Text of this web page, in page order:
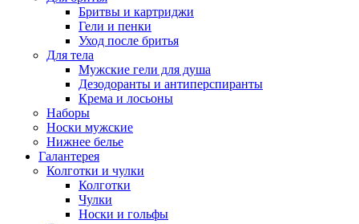
Бритвы и картриджи
Гели и пенки
Уход после бритья
Для тела
Мужские гели для душа
Дезодоранты и антиперспиранты
Крема и лосьоны
Наборы
Носки мужские
Нижнее белье
Галантерея
Колготки и чулки
Колготки
Чулки
Носки и гольфы